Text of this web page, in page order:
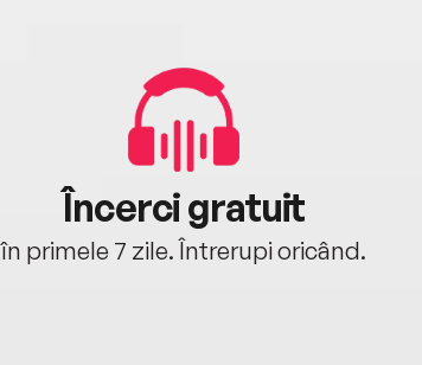
Încerci gratuit
în primele 7 zile. Întrerupi oricând.